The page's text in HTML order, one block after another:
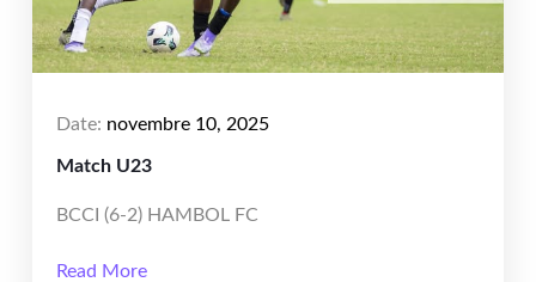
Date: novembre 10, 2025
Match U23
BCCI (6-2) HAMBOL FC
Read More